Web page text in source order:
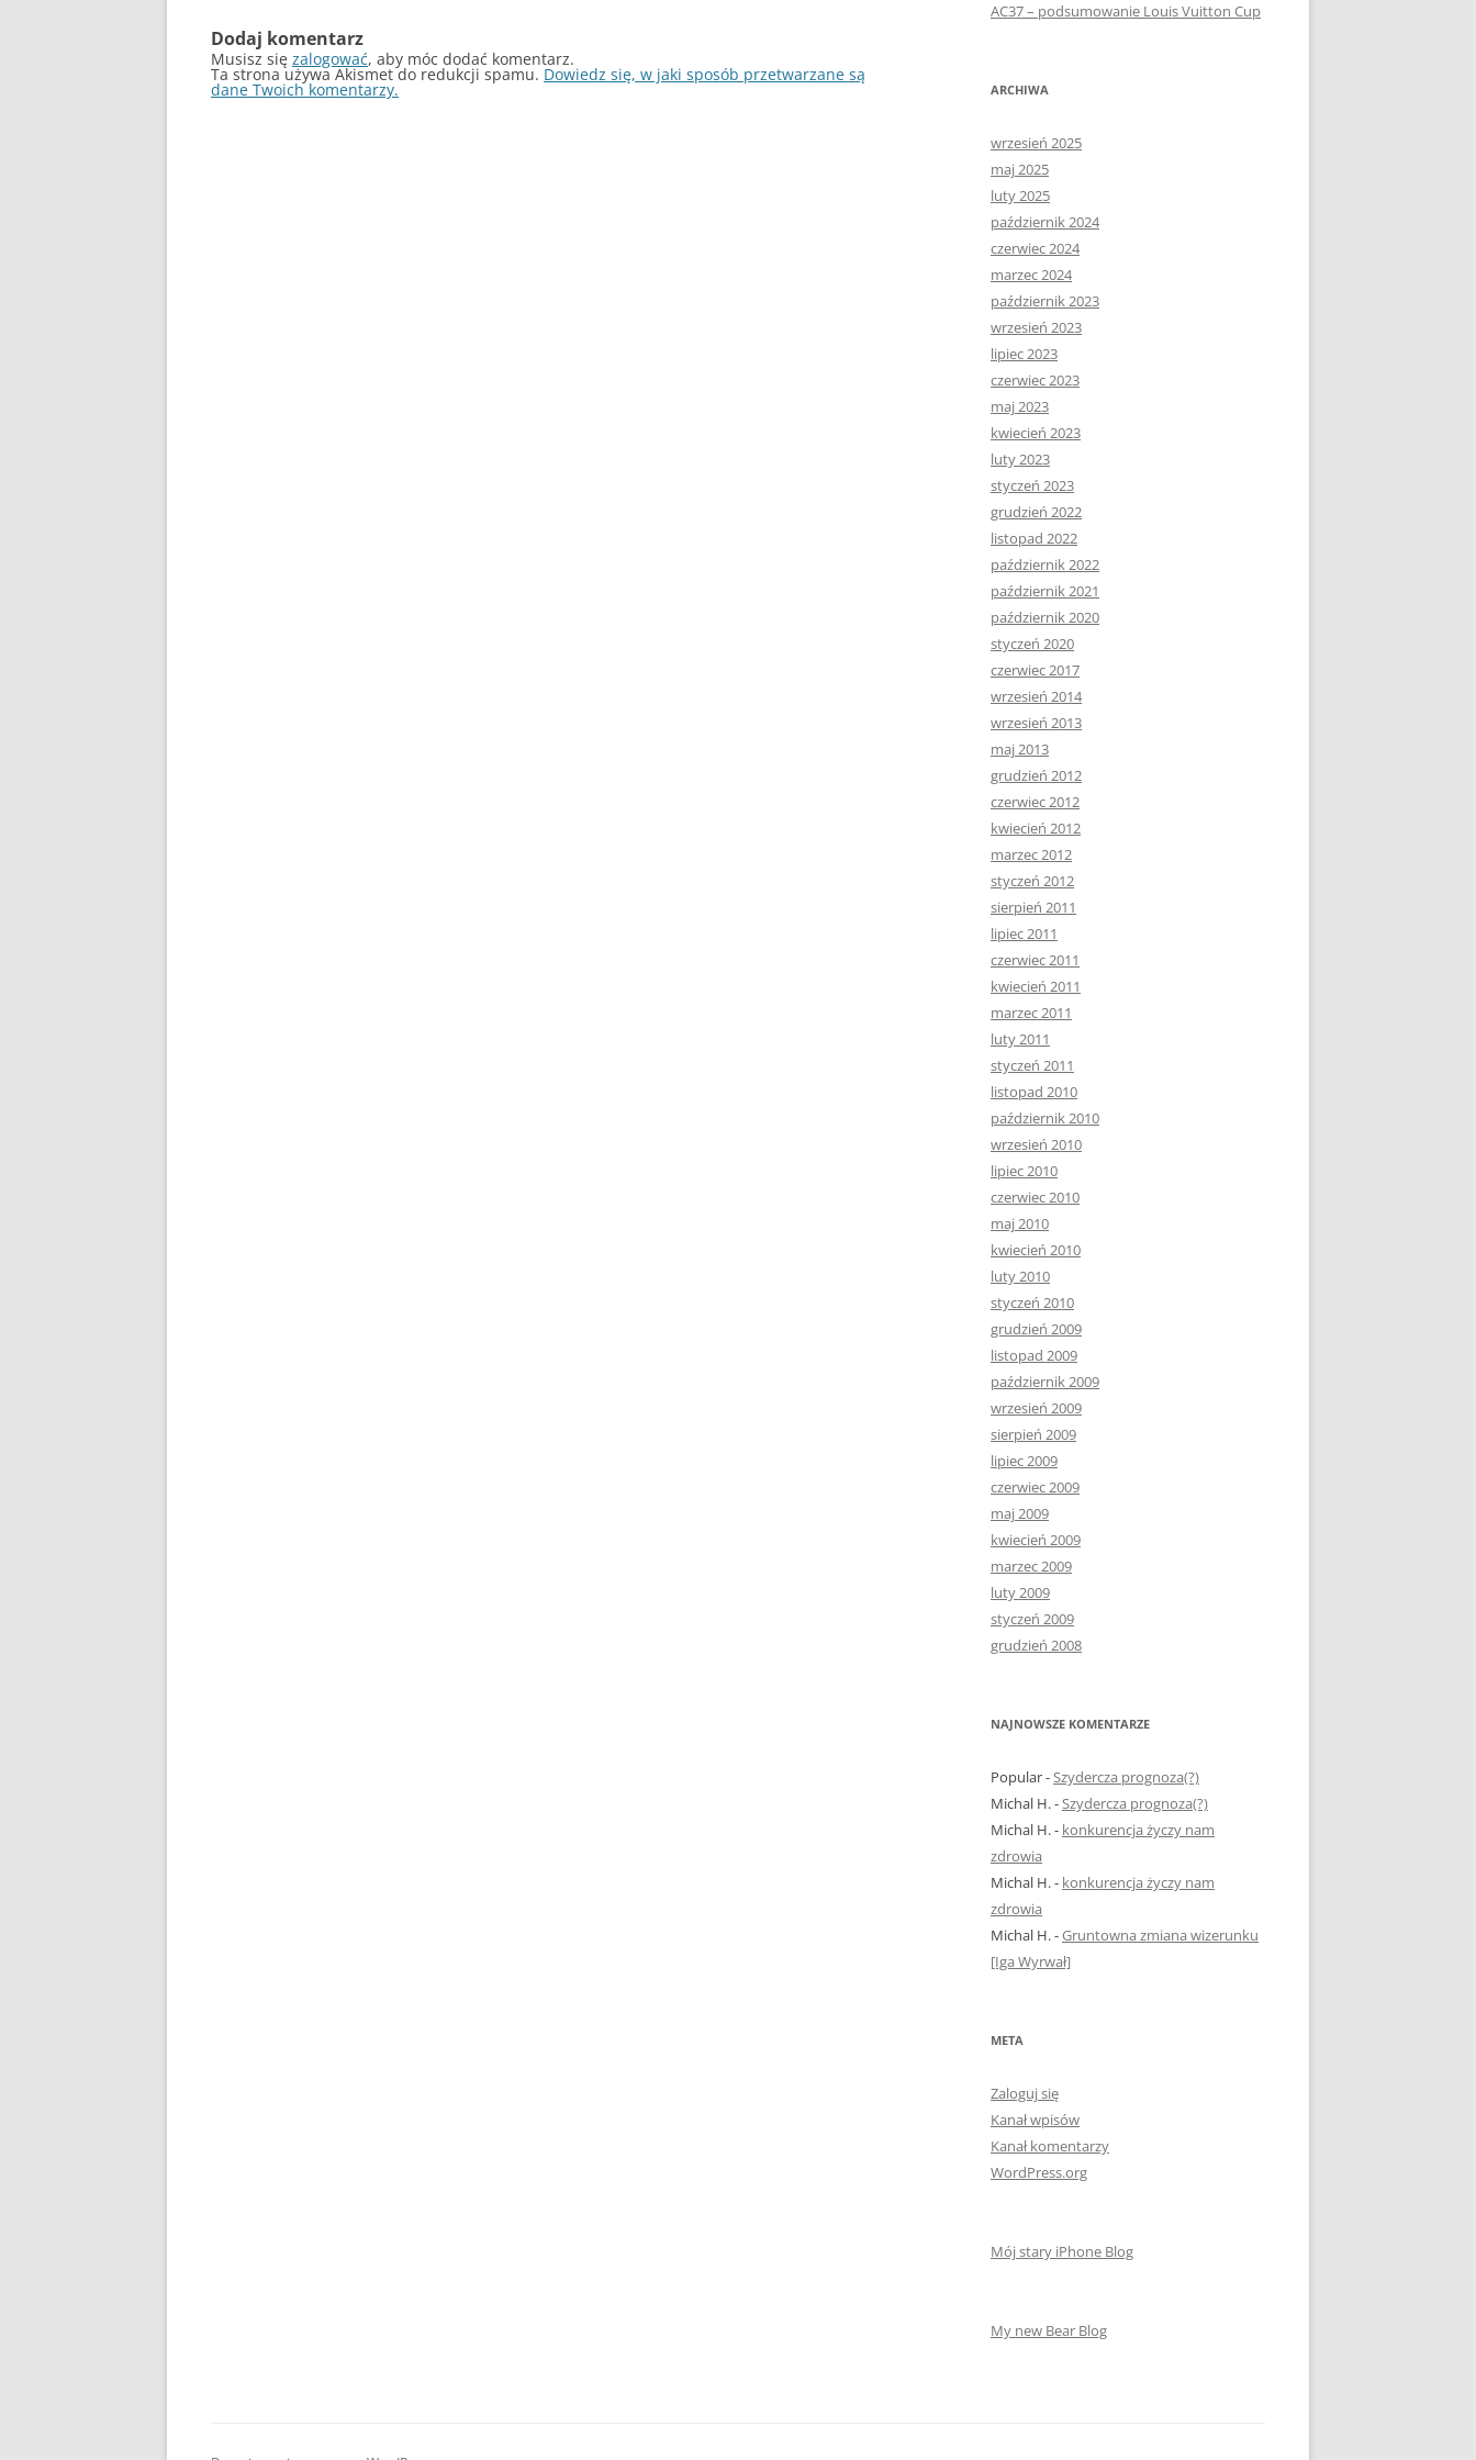
Dodaj komentarz
Musisz się zalogować, aby móc dodać komentarz.
Ta strona używa Akismet do redukcji spamu. Dowiedz się, w jaki sposób przetwarzane są
dane Twoich komentarzy.
AC37 – podsumowanie Louis Vuitton Cup
ARCHIWA
wrzesień 2025
maj 2025
luty 2025
październik 2024
czerwiec 2024
marzec 2024
październik 2023
wrzesień 2023
lipiec 2023
czerwiec 2023
maj 2023
kwiecień 2023
luty 2023
styczeń 2023
grudzień 2022
listopad 2022
październik 2022
październik 2021
październik 2020
styczeń 2020
czerwiec 2017
wrzesień 2014
wrzesień 2013
maj 2013
grudzień 2012
czerwiec 2012
kwiecień 2012
marzec 2012
styczeń 2012
sierpień 2011
lipiec 2011
czerwiec 2011
kwiecień 2011
marzec 2011
luty 2011
styczeń 2011
listopad 2010
październik 2010
wrzesień 2010
lipiec 2010
czerwiec 2010
maj 2010
kwiecień 2010
luty 2010
styczeń 2010
grudzień 2009
listopad 2009
październik 2009
wrzesień 2009
sierpień 2009
lipiec 2009
czerwiec 2009
maj 2009
kwiecień 2009
marzec 2009
luty 2009
styczeń 2009
grudzień 2008
NAJNOWSZE KOMENTARZE
Popular-Szydercza prognoza(?)
Michal H.-Szydercza prognoza(?)
Michal H.- konkurencja życzy nam
zdrowia
Michal H.- konkurencja życzy nam
zdrowia
Michal H.-Gruntowna zmiana wizerunku
[Iga Wyrwał]
META
Zaloguj się
Kanał wpisów
Kanał komentarzy
WordPress.org
Mój stary iPhone Blog
My new Bear Blog